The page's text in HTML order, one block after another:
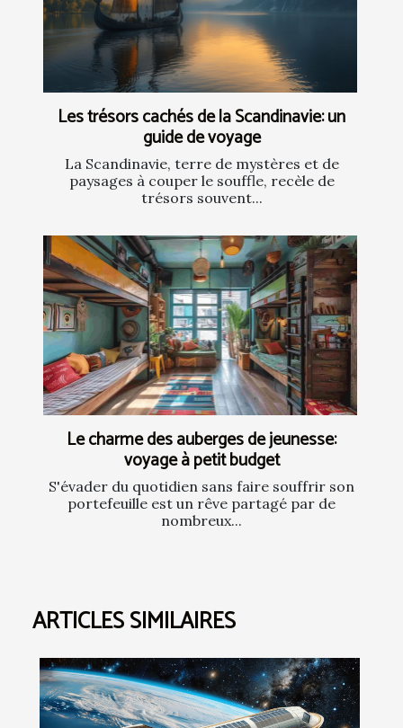
Les trésors cachés de la Scandinavie: un
guide de voyage
La Scandinavie, terre de mystères et de
paysages à couper le souffle, recèle de
trésors souvent...
Le charme des auberges de jeunesse:
voyage à petit budget
S'évader du quotidien sans faire souffrir son
portefeuille est un rêve partagé par de
nombreux...
ARTICLES SIMILAIRES